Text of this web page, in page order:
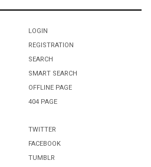
LOGIN
REGISTRATION
SEARCH
SMART SEARCH
OFFLINE PAGE
404 PAGE
TWITTER
FACEBOOK
TUMBLR